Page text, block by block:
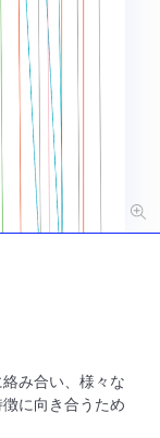
み合い、様々な
に向き合うため